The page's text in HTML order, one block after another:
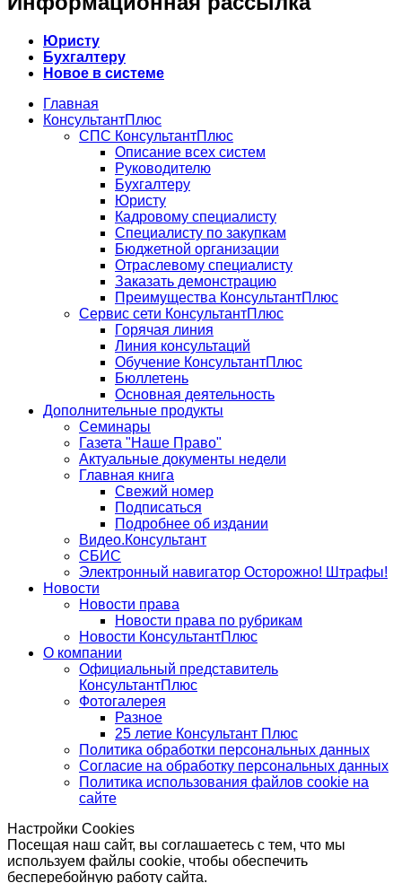
Юристу
Бухгалтеру
Новое в системе
Главная
КонсультантПлюс
СПС КонсультантПлюс
Описание всех систем
Руководителю
Бухгалтеру
Юристу
Кадровому специалисту
Специалисту по закупкам
Бюджетной организации
Отраслевому специалисту
Заказать демонстрацию
Преимущества КонсультантПлюс
Сервис сети КонсультантПлюс
Горячая линия
Линия консультаций
Обучение КонсультантПлюс
Бюллетень
Основная деятельность
Дополнительные продукты
Семинары
Газета "Наше Право"
Актуальные документы недели
Главная книга
Свежий номер
Подписаться
Подробнее об издании
Видео.Консультант
СБИС
Электронный навигатор Осторожно! Штрафы!
Новости
Новости права
Новости права по рубрикам
Новости КонсультантПлюс
О компании
Официальный представитель
КонсультантПлюс
Фотогалерея
Разное
25 летие Консультант Плюс
Политика обработки персональных данных
Согласие на обработку персональных данных
Политика использования файлов cookie на
сайте
Настройки Cookies
Посещая наш сайт, вы соглашаетесь с тем, что мы
используем файлы cookie, чтобы обеспечить
бесперебойную работу сайта.